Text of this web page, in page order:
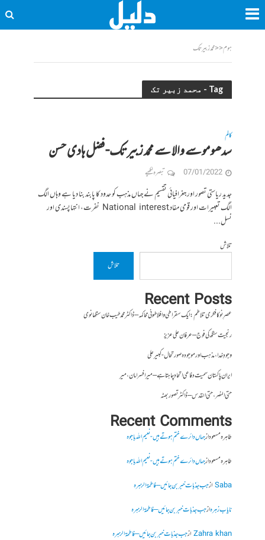
ہوم<<محمد زبیر تک
Tag - محمد زبیر تک
کالم
سدھو موسے والا سے محمد زبیر تک-فضل ہادی حسن
07/01/2022 تبصرہ لکھیے
جدید ریاستی تصور اور جغرافیائی تقسیم نے جہاں مذہب کو حدود کا پابند بنا دیا ہے وہاں الگ
الگ تعبیرات اور قومی مفاد National interest نفرت، انتہاپسندی اور
نسل...
تلاش
تلاش
Recent Posts
عصرِ نو کا فکری تلاطم: ایک سقراطی و افلاطونی محاکمہ – ڈاکٹر محمد طیب خان سنگھانوی
رنجیت سنگھ کی فوج – عرفان علی عزیز
وجودِ خدا، مذہب اور موجودہ صورتحال- کبیر علی
ایران پاکستان سمیت دفاعی اتحاد چاہتا ہے – میر افسر امان،میر
حتی النصر ، حتی القدس – ڈاکٹر تصور بھٹہ
Recent Comments
طاہرہ مسعودازجہاں دائرے ختم ہوتے ہیں- نعیم اللہ باجوہ
طاہرہ مسعودازجہاں دائرے ختم ہوتے ہیں- نعیم اللہ باجوہ
Sabaازجب جذبات خبر بن جائیں – فاطمۃالزہرہ
نایاب زہرہازجب جذبات خبر بن جائیں – فاطمۃالزہرہ
Zahra khanازجب جذبات خبر بن جائیں – فاطمۃالزہرہ